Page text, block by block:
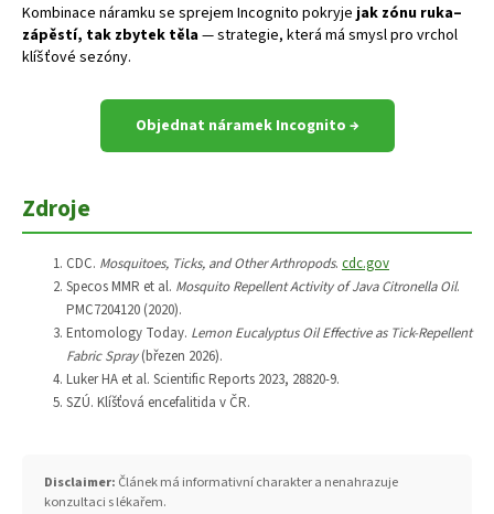
Kombinace náramku se sprejem Incognito pokryje jak zónu ruka–
zápěstí, tak zbytek těla— strategie, která má smysl pro vrchol
klíšťové sezóny.
Objednat náramek Incognito →
Zdroje
CDC. Mosquitoes, Ticks, and Other Arthropods. cdc.gov
Specos MMR et al. Mosquito Repellent Activity of Java Citronella Oil.
PMC7204120 (2020).
Entomology Today. Lemon Eucalyptus Oil Effective as Tick-Repellent
Fabric Spray(březen 2026).
Luker HA et al. Scientific Reports 2023, 28820-9.
SZÚ. Klíšťová encefalitida v ČR.
Disclaimer: Článek má informativní charakter a nenahrazuje
konzultaci s lékařem.